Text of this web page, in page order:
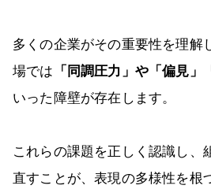
多くの企業がその重要性を理解
場では 「同調圧力」や「偏見」
いった障壁が存在します。
これらの課題を正しく認識し、
直すことが、表現の多様性を根